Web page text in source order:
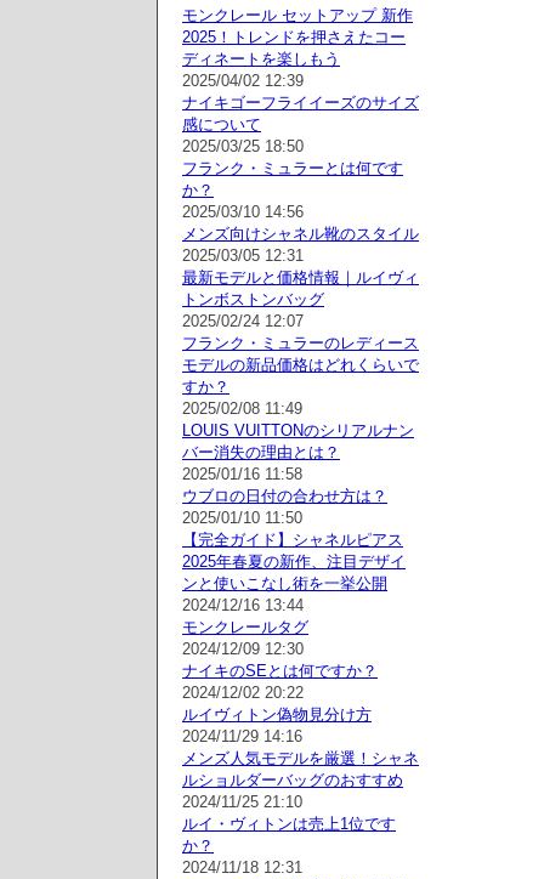
モンクレール セットアップ 新作
2025！トレンドを押さえたコー
ディネートを楽しもう
2025/04/02 12:39
ナイキゴーフライイーズのサイズ
感について
2025/03/25 18:50
フランク・ミュラーとは何です
か？
2025/03/10 14:56
メンズ向けシャネル靴のスタイル
2025/03/05 12:31
最新モデルと価格情報｜ルイヴィ
トンボストンバッグ
2025/02/24 12:07
フランク・ミュラーのレディース
モデルの新品価格はどれくらいで
すか？
2025/02/08 11:49
LOUIS VUITTONのシリアルナン
バー消失の理由とは？
2025/01/16 11:58
ウブロの日付の合わせ方は？
2025/01/10 11:50
【完全ガイド】シャネルピアス
2025年春夏の新作、注目デザイ
ンと使いこなし術を一挙公開
2024/12/16 13:44
モンクレールタグ
2024/12/09 12:30
ナイキのSEとは何ですか？
2024/12/02 20:22
ルイヴィトン偽物見分け方
2024/11/29 14:16
メンズ人気モデルを厳選！シャネ
ルショルダーバッグのおすすめ
2024/11/25 21:10
ルイ・ヴィトンは売上1位です
か？
2024/11/18 12:31